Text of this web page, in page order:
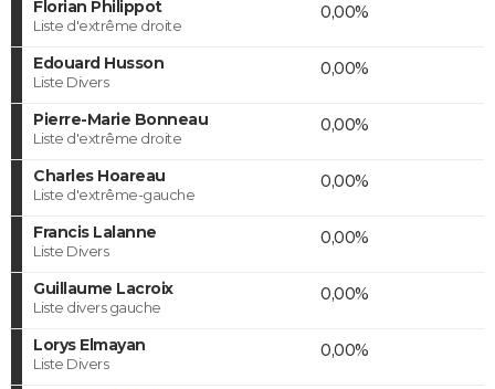
Florian Philippot
Liste d'extrême droite
0,00%
Edouard Husson
Liste Divers
0,00%
Pierre-Marie Bonneau
Liste d'extrême droite
0,00%
Charles Hoareau
Liste d'extrême-gauche
0,00%
Francis Lalanne
Liste Divers
0,00%
Guillaume Lacroix
Liste divers gauche
0,00%
Lorys Elmayan
Liste Divers
0,00%